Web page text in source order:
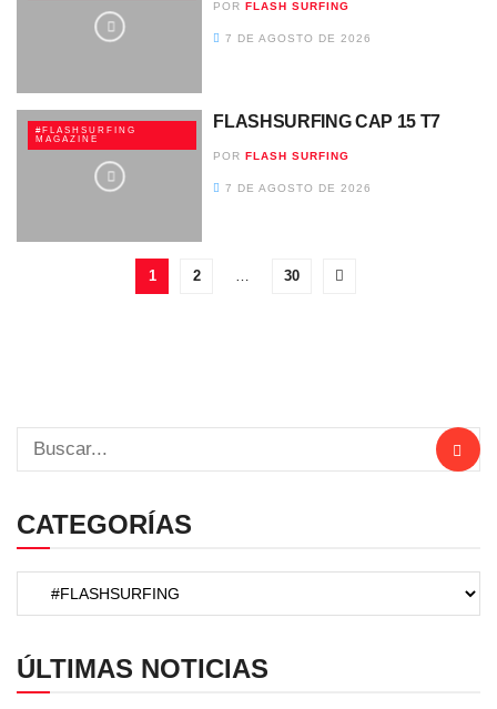
POR FLASH SURFING
7 DE AGOSTO DE 2026
#FLASHSURFING
MAGAZINE
FLASHSURFING CAP 15 T7
POR FLASH SURFING
7 DE AGOSTO DE 2026
1 2 … 30
CATEGORÍAS
ÚLTIMAS NOTICIAS